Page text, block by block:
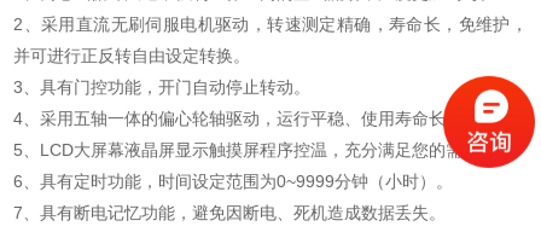
2、采用直流无刷伺服电机驱动，转速测定精确，寿命长，免维护，
并可进行正反转自由设定转换。
3、具有门控功能，开门自动停止转动。
4、采用五轴一体的偏心轮轴驱动，运行平稳、使用寿命长。
5、LCD大屏幕液晶屏显示触摸屏程序控温，充分满足您的需求。
6、具有定时功能，时间设定范围为0~9999分钟（小时）。
7、具有断电记忆功能，避免因断电、死机造成数据丢失。